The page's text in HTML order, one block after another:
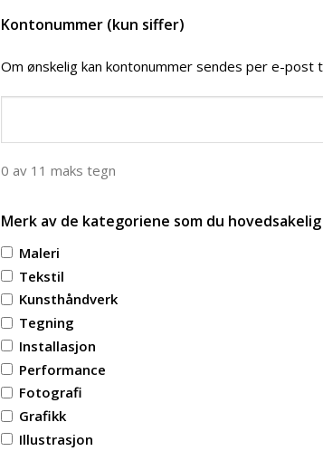
Kontonummer (kun siffer)
Om ønskelig kan kontonummer sendes per e-post
0 av 11 maks tegn
Merk av de kategoriene som du
Maleri
Tekstil
Kunsthåndverk
Tegning
Installasjon
Performance
Fotografi
Grafikk
Illustrasjon